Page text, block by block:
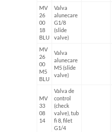
MV
26
00
18
BLU
Valva
alunecare
G1/8
(slide
valve)
MV
26
00
M5
BLU
Valva
alunecare
M5 (slide
valve)
MV
33
08
14
Valva de
control
(check
valve), tub
fi 8, filet
G1/4